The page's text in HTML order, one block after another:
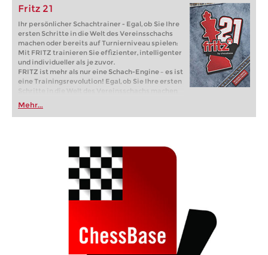
Fritz 21
Ihr persönlicher Schachtrainer - Egal, ob Sie Ihre
ersten Schritte in die Welt des Vereinsschachs
machen oder bereits auf Turnierniveau spielen:
Mit FRITZ trainieren Sie effizienter, intelligenter
und individueller als je zuvor.
FRITZ ist mehr als nur eine Schach-Engine – es ist
eine Trainingsrevolution! Egal, ob Sie Ihre ersten
Schritte in die Welt des Vereinsschachs machen
oder bereits auf Turnierniveau spielen: Mit
FRITZ trainieren Sie effizienter, intelligenter und
individueller als je zuvor.
Mehr...